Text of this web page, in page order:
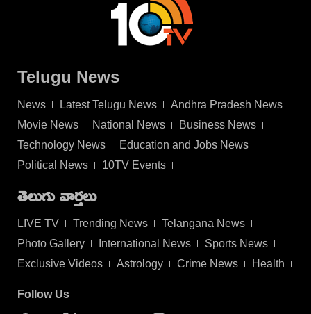
Telugu News
News Latest Telugu News
Andhra Pradesh News
Movie News
National News
Business News
Technology News
Education and Jobs News
Political News
10TV Events
తెలుగు వార్తలు
LIVE TV Trending News
Telangana News
Photo Gallery
International News
Sports News
Exclusive Videos
Astrology Crime News Health
Follow Us